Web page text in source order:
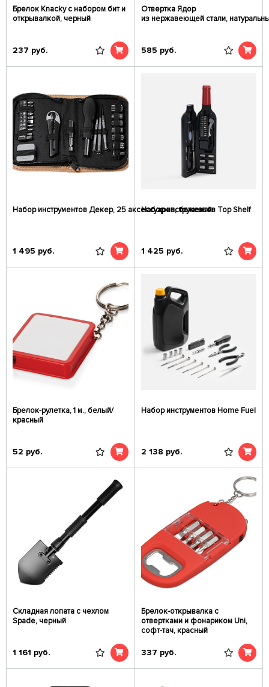
Брелок Knacky с набором бит и
открывалкой, черный
237 руб.
Отвертка Ядор
из нержавеющей стали,
585 руб.
Набор инструментов Декер, 25 аксессуаров, бежевый
1 495 руб.
Набор инструментов Top Shelf
1 425 руб.
Брелок-рулетка, 1 м., белый/
красный
52 руб.
Набор инструментов Home Fuel
2 138 руб.
Складная лопата c чехлом
Spade, черный
1 161 руб.
Брелок-открывалка с
отвертками и фонариком Uni,
софт-тач, красный
337 руб.